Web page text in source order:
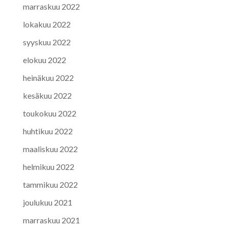
marraskuu 2022
lokakuu 2022
syyskuu 2022
elokuu 2022
heinäkuu 2022
kesäkuu 2022
toukokuu 2022
huhtikuu 2022
maaliskuu 2022
helmikuu 2022
tammikuu 2022
joulukuu 2021
marraskuu 2021